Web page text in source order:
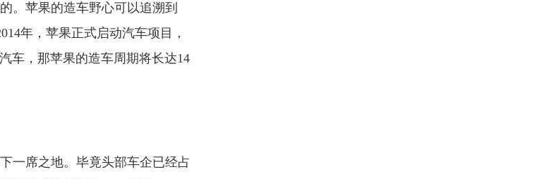
。苹果的造车野心可以追溯到
年，苹果正式启动汽车项目，
车，那苹果的造车周期将长达14
一席之地。毕竟头部车企已经占